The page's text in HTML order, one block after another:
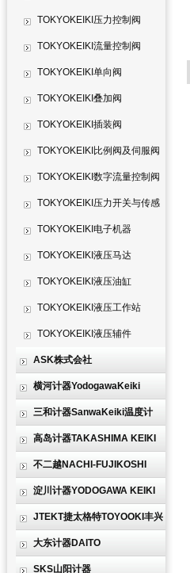
TOKYOKEIKI压力控制阀
TOKYOKEIKI流量控制阀
TOKYOKEIKI单向阀
TOKYOKEIKI叠加阀
TOKYOKEIKI插装阀
TOKYOKEIKI比例阀及伺服阀
TOKYOKEIKI数字流量控制阀
TOKYOKEIKI压力开关与传感
器 TOKYOKEIKI电子机器
TOKYOKEIKI液压马达
TOKYOKEIKI液压油缸
TOKYOKEIKI液压工作站
TOKYOKEIKI液压辅件
ASK株式会社
横河计器YodogawaKeiki
三和计器SanwaKeiki温度计
高岛计器TAKASHIMA KEIKI
不二越NACHI-FUJIKOSHI
淀川计器YODOGAWA KEIKI
JTEKT捷太格特TOYOOKI丰兴
大东计器DAITO
SKS山阳计器